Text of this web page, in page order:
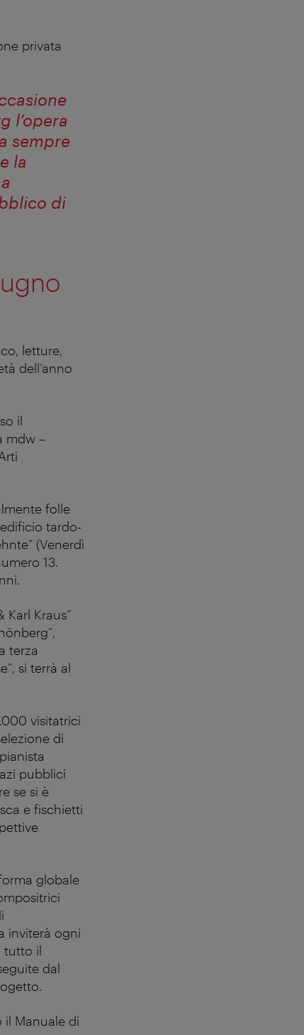
privata
l’opera
sempre
la
di
letture,
dell’anno
il
mdw –
folle
tardo-
(Venerdì
13.
Kraus”
terza
si terrà al
visitatrici
di
pubblici
se si è
e fischietti
globale
inviterà ogni
tutto il
dal
il Manuale di